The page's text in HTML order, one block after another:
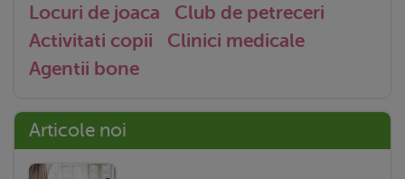
Locuri de joaca
Club de petreceri
Activitati copii
Clinici medicale
Agentii bone
Articole noi